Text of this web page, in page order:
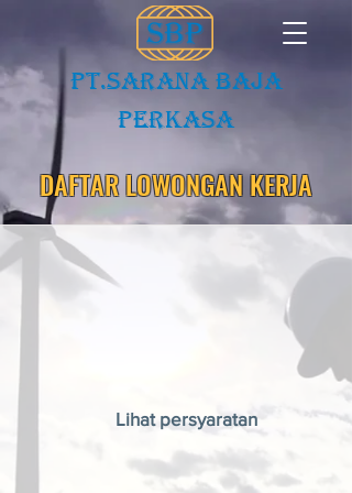
PT.Sarana baja
Perkasa
DAFTAR LOWONGAN KERJA
Lihat persyaratan